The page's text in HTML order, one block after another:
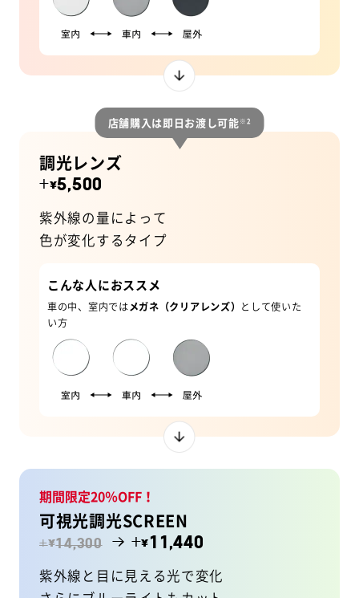
店舗購入は即日お渡し可能※2
調光レンズ
+¥5,500
紫外線の量によって
色が変化するタイプ
こんな人におススメ
車の中、室内ではメガネ（クリアレンズ） として使いた
い方
期間限定20％OFF！
可視光調光SCREEN
+¥14,300 → +¥11,440
紫外線と目に見える光で変化